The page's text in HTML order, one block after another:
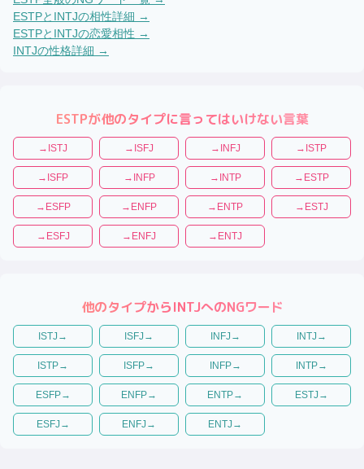
ESTPと INTJの相性詳細 →
ESTPと INTJの恋愛相性 →
INTJの性格詳細 →
ESTPが他のタイプに言ってはいけない言葉
→ ISTJ → ISFJ → INFJ → ISTP
→ ISFP → INFP → INTP → ESTP
→ ESFP → ENFP → ENTP → ESTJ
→ ESFJ → ENFJ → ENTJ
他のタイプからINTJへのNGワード
ISTJ → ISFJ → INFJ → INTJ →
ISTP→ ISFP→ INFP→ INTP→
ESFP→ ENFP→ ENTP→ ESTJ →
ESFJ → ENFJ → ENTJ →